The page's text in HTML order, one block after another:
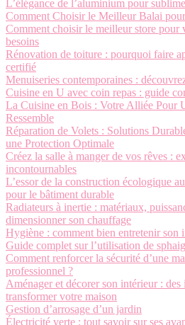
L’élégance de l’aluminium pour
Comment Choisir le Meilleur Balai
Comment choisir le meilleur store pour
besoins
Rénovation de toiture : pourquoi faire
certifié
Menuiseries contemporaines :
Cuisine en U avec coin repas : guide
La Cuisine en Bois : Votre Alliée Pour
Ressemble
Réparation de Volets : Solutions
une Protection Optimale
Créez la salle à manger de vos rêves :
incontournables
L’essor de la construction écologique
pour le bâtiment durable
Radiateurs à inertie : matériaux,
dimensionner son chauffage
Hygiène : comment bien entretenir son
Guide complet sur l’utilisation de
Comment renforcer la sécurité d’une
professionnel ?
Aménager et décorer son intérieur : des
transformer votre maison
Gestion d’arrosage d’un jardin
Électricité verte : tout savoir sur ses